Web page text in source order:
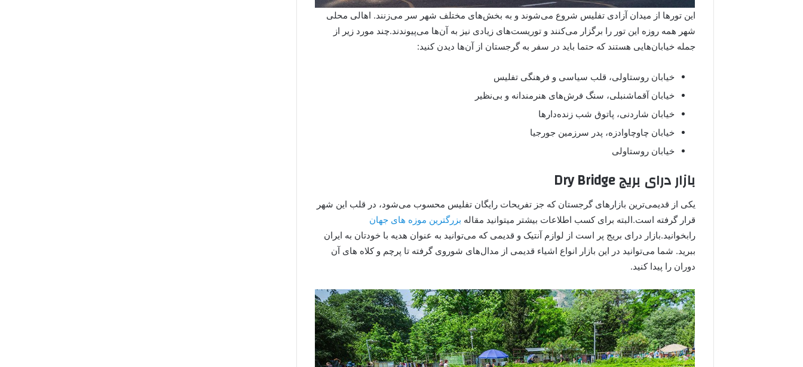
این تورها از میدان آزادی تفلیس شروع می‌شوند و به بخش‌های مختلف شهر سر می‌زنند. اهالی محلی
شهر همه روزه این تور را برگزار می‌کنند و توریست‌های زیادی نیز به آن‌ها می‌پیوندند.چند مورد زیر از
جمله خیابان‌هایی هستند که حتما باید در سفر به گرجستان از آن‌ها دیدن کنید:
خیابان روستاولی، قلب سیاسی و فرهنگی تفلیس
خیابان آقماشنبلی، سنگ فرش‌های هنرمندانه و بی‌نظیر
خیابان شاردنی، پاتوق شب زنده‌دارها
خیابان چاوچاوادزه، پدر سرزمین جورجیا
خیابان روستاولی
بازار درای بریج Dry Bridge
یکی از قدیمی‌ترین بازارهای گرجستان که جز تفریحات رایگان تفلیس محسوب می‌شود، در قلب این شهر
قرار گرفته است.البته برای کسب اطلاعات بیشتر میتوانید مقاله بزرگترین موزه های جهان
رابخوانید.بازار درای بریج پر است از لوازم آنتیک و قدیمی که می‌توانید به عنوان هدیه با خودتان به ایران
ببرید. شما می‌توانید در این بازار انواع اشیاء قدیمی از مدال‌های شوروی گرفته تا پرچم و کلاه های آن
دوران را پیدا کنید.